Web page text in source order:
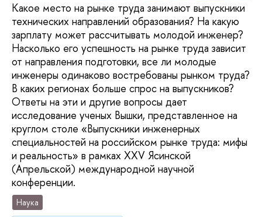
Какое место на рынке труда занимают выпускники
технических направлений образования? На какую
зарплату может рассчитывать молодой инженер?
Насколько его успешность на рынке труда зависит
от направления подготовки, все ли молодые
инженеры одинаково востребованы рынком труда?
В каких регионах больше спрос на выпускников?
Ответы на эти и другие вопросы дает
исследование ученых Вышки, представленное на
круглом столе «Выпускники инженерных
специальностей на российском рынке труда: мифы
и реальность» в рамках XXV Ясинской
(Апрельской) международной научной
конференции.
Наука